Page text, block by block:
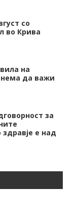
со
во Крива
на
нема да важи
за
е над